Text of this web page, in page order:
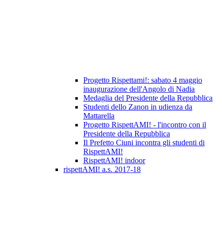
Progetto Rispettami!: sabato 4 maggio
inaugurazione dell'Angolo di Nadia
Medaglia del Presidente della Repubblica
Studenti dello Zanon in udienza da
Mattarella
Progetto RispettAMI! - l'incontro con il
Presidente della Repubblica
Il Prefetto Ciuni incontra gli studenti di
RispettAMI!
RispettAMI! indoor
rispettAMI! a.s. 2017-18